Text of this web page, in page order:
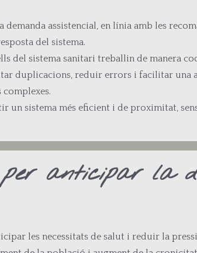
assistencial, en línia amb les
del sistema.
del sistema sanitari treballin de manera
duplicacions, reduir errors i facilitar una
complexes.
un sistema més eficient i de proximitat,
anticipar la
les necessitats de salut i reduir la